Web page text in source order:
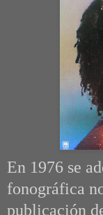
En 1976 se
fonográfica
publicación